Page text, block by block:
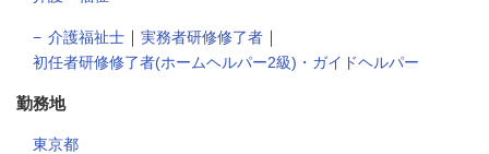
介護福祉士 ｜ 実務者研修修了者 ｜
初任者研修修了者(ホームヘルパー2級)・ガイドヘルパー
勤務地
東京都